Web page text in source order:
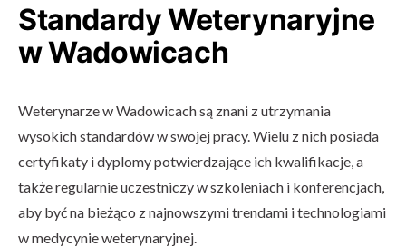
Standardy Weterynaryjne
w Wadowicach
Weterynarze w Wadowicach są znani z utrzymania
wysokich standardów w swojej pracy. Wielu z nich posiada
certyfikaty i dyplomy potwierdzające ich kwalifikacje, a
także regularnie uczestniczy w szkoleniach i konferencjach,
aby być na bieżąco z najnowszymi trendami i technologiami
w medycynie weterynaryjnej.